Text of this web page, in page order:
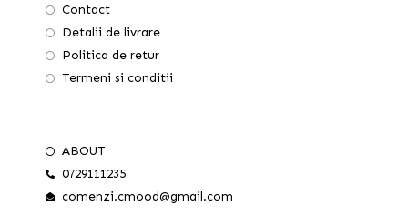
Contact
Detalii de livrare
Politica de retur
Termeni si conditii
ABOUT
0729111235
comenzi.cmood@gmail.com